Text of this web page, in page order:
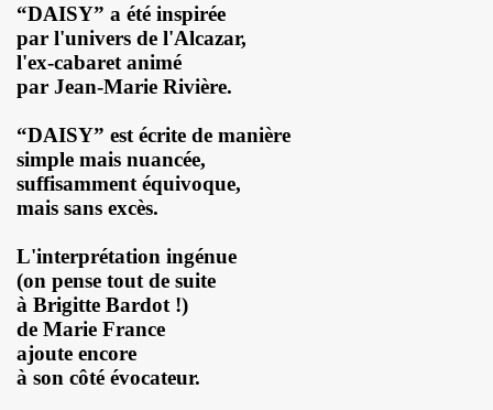
“DAISY” a été inspirée
par l'univers de l'Alcazar,
l'ex-cabaret animé
par Jean-Marie Rivière.
“DAISY” est écrite de manière
simple mais nuancée,
suffisamment équivoque,
mais sans excès.
L'interprétation ingénue
(on pense tout de suite
à Brigitte Bardot !)
de Marie France
ajoute encore
à son côté évocateur.
mort)" le 17 mars 2024 au New Morning +
DANGER DE SE PLAIRE" le 26 mars 2024 a la
Paris (Liege) : dossier de presentation.
(hiver 2024) pour l album "LA NUIT QUI VIENT
AMORES : chronique detaillee.
ET PAUL SIMONON), concert et album "CAN WE DO
EP quatre titres (2023) : chronique detaillee.